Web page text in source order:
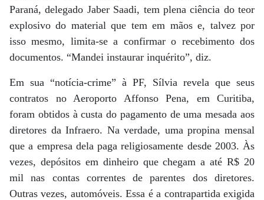
Paraná, delegado Jaber Saadi, tem plena ciência do teor
explosivo do material que tem em mãos e, talvez por
isso mesmo, limita-se a confirmar o recebimento dos
documentos. “Mandei instaurar inquérito”, diz.
Em sua “notícia-crime” à PF, Sílvia revela que seus
contratos no Aeroporto Affonso Pena, em Curitiba,
foram obtidos à custa do pagamento de uma mesada aos
diretores da Infraero. Na verdade, uma propina mensal
que a empresa dela paga religiosamente desde 2003. Às
vezes, depósitos em dinheiro que chegam a até R$ 20
mil nas contas correntes de parentes dos diretores.
Outras vezes, automóveis. Essa é a contrapartida exigida